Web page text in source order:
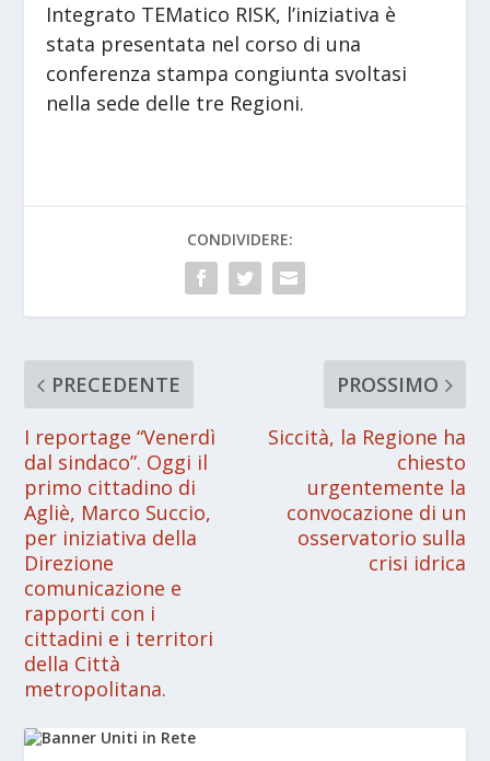
Integrato TEMatico RISK, l’iniziativa è
stata presentata nel corso di una
conferenza stampa congiunta svoltasi
nella sede delle tre Regioni.
CONDIVIDERE:
PRECEDENTE
I reportage “Venerdì
dal sindaco”. Oggi il
primo cittadino di
Agliè, Marco Succio,
per iniziativa della
Direzione
comunicazione e
rapporti con i
cittadini e i territori
della Città
metropolitana.
PROSSIMO
Siccità, la Regione ha
chiesto
urgentemente la
convocazione di un
osservatorio sulla
crisi idrica